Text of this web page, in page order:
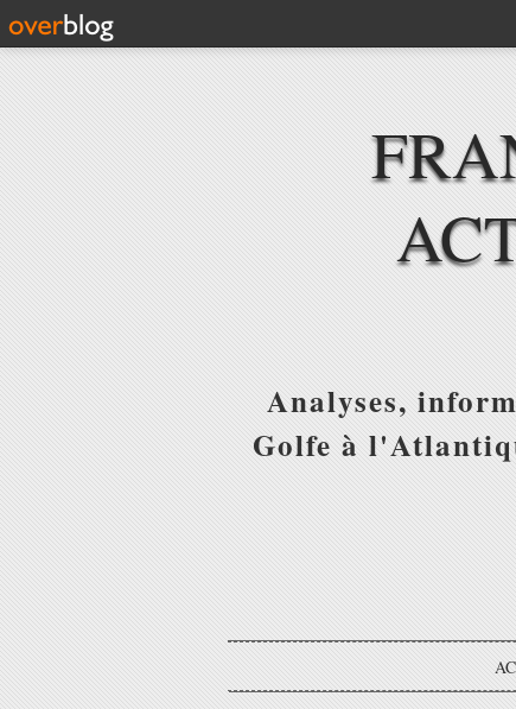
Analyses,
Golfe à